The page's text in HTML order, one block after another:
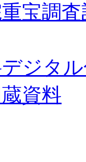
宝調
ジタ
資料